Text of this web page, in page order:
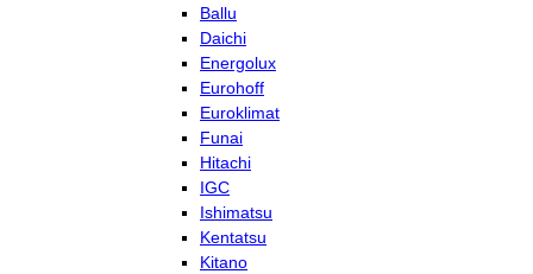
Ballu
Daichi
Energolux
Eurohoff
Euroklimat
Funai
Hitachi
IGC
Ishimatsu
Kentatsu
Kitano